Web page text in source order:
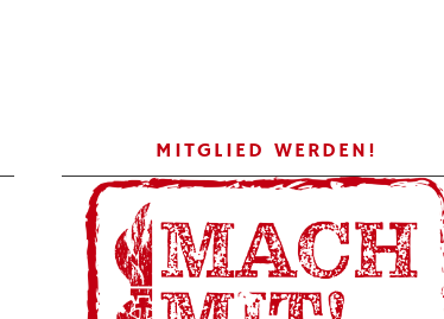
MITGLIED WERDEN!